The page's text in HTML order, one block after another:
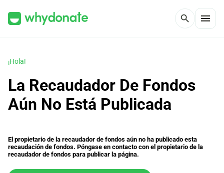
search menu
¡Hola!
La Recaudador De Fondos
Aún No Está Publicada
El propietario de la recaudador de fondos aún no ha publicado esta
recaudación de fondos. Póngase en contacto con el propietario de la
recaudador de fondos para publicar la página.